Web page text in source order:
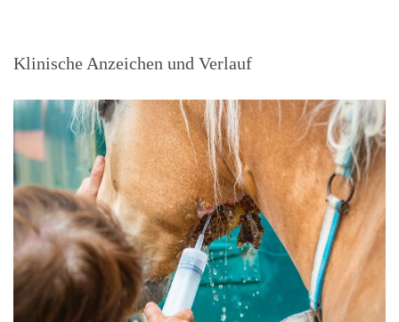
Klinische Anzeichen und Verlauf